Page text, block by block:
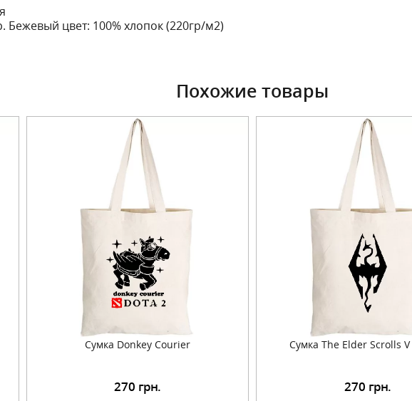
Бежевый цвет: 100% хлопок (220гр/м2)
Похожие товары
Сумка Donkey Courier
270 грн.
Сумка The Elder Scrolls
Подробнее 270 грн.
Подробнее